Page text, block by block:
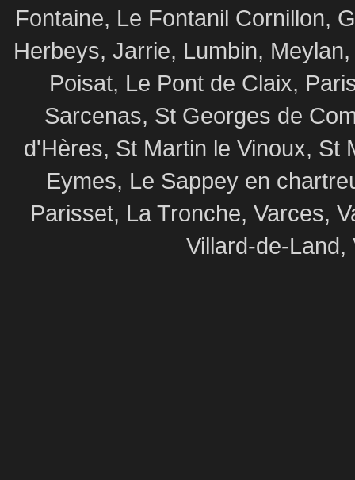
Fontaine, Le Fontanil Cornillon,
Herbeys, Jarrie, Lumbin,
Poisat, Le Pont de Claix,
Sarcenas, St Georges de
d'Hères, St Martin le Vinoux, St
Eymes, Le Sappey en
Parisset, La Tronche, Varces,
Villard-de-Land,